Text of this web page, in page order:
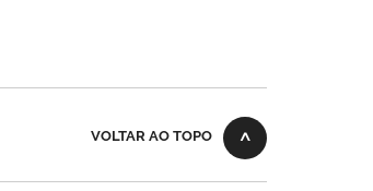
VOLTAR AO TOPO